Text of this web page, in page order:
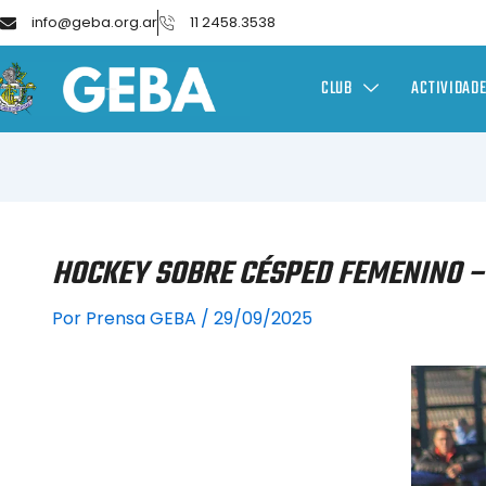
info@geba.org.ar 11 2458.3538
CLUB
HOCKEY SOBRE CÉSPED
Por Prensa GEBA / 29/09/2025